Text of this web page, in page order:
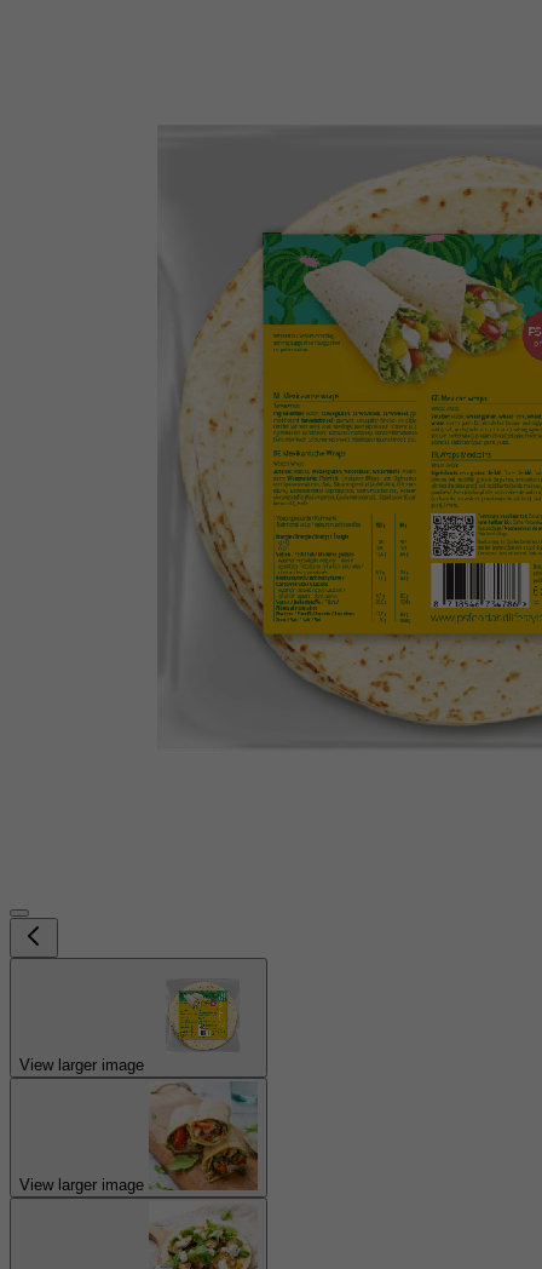
View larger image
View larger image